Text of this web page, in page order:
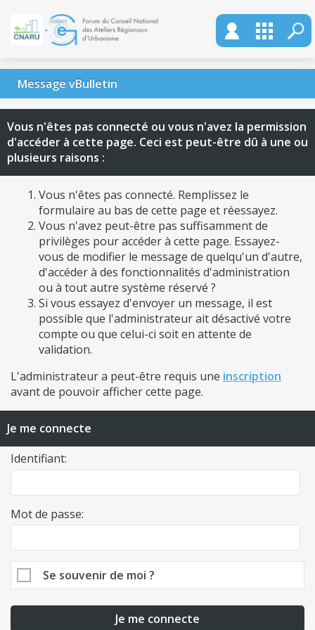
Message vBulletin
Vous n'êtes pas connecté ou vous n'avez la permission
d'accéder à cette page. Ceci est peut-être dû à une ou
plusieurs raisons :
Vous n'êtes pas connecté. Remplissez le
formulaire au bas de cette page et réessayez.
Vous n'avez peut-être pas suffisamment de
privilèges pour accéder à cette page. Essayez-
vous de modifier le message de quelqu'un d'autre,
d'accéder à des fonctionnalités d'administration
ou à tout autre système réservé ?
Si vous essayez d'envoyer un message, il est
possible que l'administrateur ait désactivé votre
compte ou que celui-ci soit en attente de
validation.
L'administrateur a peut-être requis une inscription
avant de pouvoir afficher cette page.
Je me connecte
Identifiant:
Mot de passe:
Se souvenir de moi ?
Je me connecte